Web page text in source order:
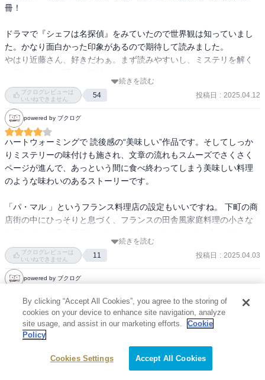
冊！
ドラマで『シェフは名探偵』をみていたので世界観は知っていまし
た。かなり面白かった印象があるので期待して読みました。
やはり近藤さん、好きだわぁ。まず読みやすいし、ミステリを解く
4人で切り盛りする、小さな商店街にあるフレンチ、ビストロ・パ・
マル。4人のさりげない個性が気持ちよい。チームワーク最高。
シェフの三舟さんが、毎回お客さんの悩みを、
安楽椅子探偵ばりの推理？でココロをほぐしてくれるんですが、読
み手もホッコリしちゃう。
目頭が。　デニーズで読んでいるのに泣けないし、困ったもんだ。
続編も『ヴァン・ショーをあなたに』。
疲れているあなたにおすすめです。
続きを読む
ブクログレビューは
いいねできません
54 投稿日 : 2025.04.12
powered by ブクログ
ハートウォーミングで 読後感の“美味しい”作品です。そしてしっか
りミステリーの味付けも施され、文章の流れもスムーズでさくさく
ページが進んで、あっという間に食べ終わってしまう美味しい料理
のような味わいのあるストーリーです。
「パ・マル 」というフランス料理店の設定もいいですね。 下町の商
店街の中にひっそりと息づく、フランスの田舎風家庭料理の小さな
ン(ウエイター)をしている高築くんが語り口となって話は進みます。
ミステリと言っても怖いものは一切なく、お客様が抱えている ちょ
っとした謎を三船シェフが洞察して解き明かします。それぞれの章
にはフランス料理の名前をからめ、そのタイトルが実に興味をそそ
ります。
重版出来を16版も重ねているので、多くの人に愛されている本書だ
続きを読む
ブクログレビューは
いいねできません
11 投稿日 : 2025.04.03
powered by ブクログ
このレビューはネタバレを含みます。
事件や出来事の内容は日常的なものが多いため重すぎず、さらっと
読むことができるミステリー小説。
登場するフランス料理については調べながら読み進めましたが、文
続きを読む
ブクログレビューは
いいねできません
0 投稿日
By clicking “Accept All Cookies”, you agree to the storing of
cookies on your device to enhance site navigation, analyze
site usage, and assist in our marketing efforts.
Cookie
Policy
Cookies Settings Accept All Cookies